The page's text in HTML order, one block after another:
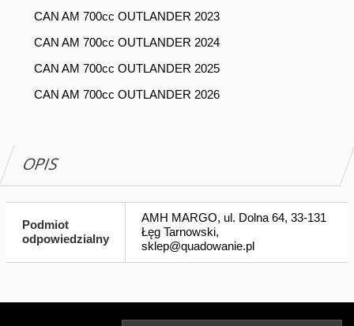
CAN AM 700cc OUTLANDER 2023
CAN AM 700cc OUTLANDER 2024
CAN AM 700cc OUTLANDER 2025
CAN AM 700cc OUTLANDER 2026
OPIS
Podmiot
odpowiedzialny
AMH MARGO, ul. Dolna 64, 33-131
Łęg Tarnowski,
sklep@quadowanie.pl